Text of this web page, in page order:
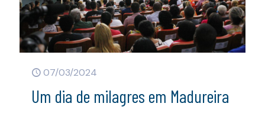
07/03/2024
Um dia de milagres em Madureira